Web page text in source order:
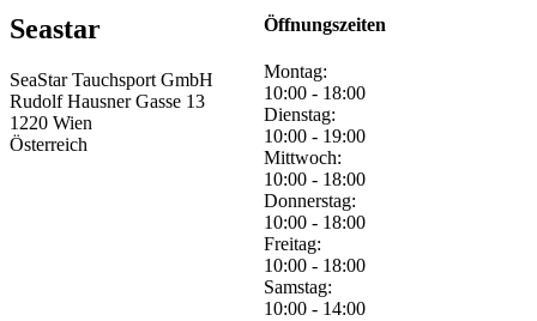
Seastar
SeaStar Tauchsport GmbH
Rudolf Hausner Gasse 13
1220 Wien
Österreich
Öffnungszeiten
Montag:
10:00 - 18:00
Dienstag:
10:00 - 19:00
Mittwoch:
10:00 - 18:00
Donnerstag:
10:00 - 18:00
Freitag:
10:00 - 18:00
Samstag:
10:00 - 14:00